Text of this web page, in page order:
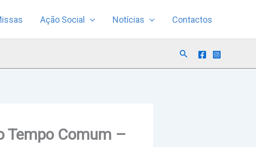
Ação Social Notícias Contactos
Search
Tempo Comum –